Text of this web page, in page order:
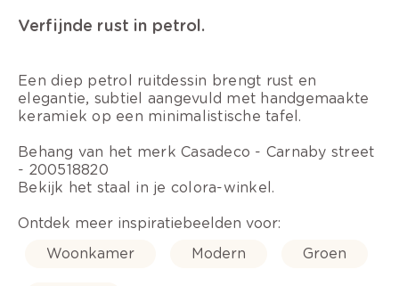
Verfijnde rust in petrol.
Een diep petrol ruitdessin brengt rust en
elegantie, subtiel aangevuld met handgemaakte
keramiek op een minimalistische tafel.
Behang van het merk Casadeco - Carnaby street
- 200518820
Bekijk het staal in je colora-winkel.
Ontdek meer inspiratiebeelden voor:
Woonkamer
Modern Groen